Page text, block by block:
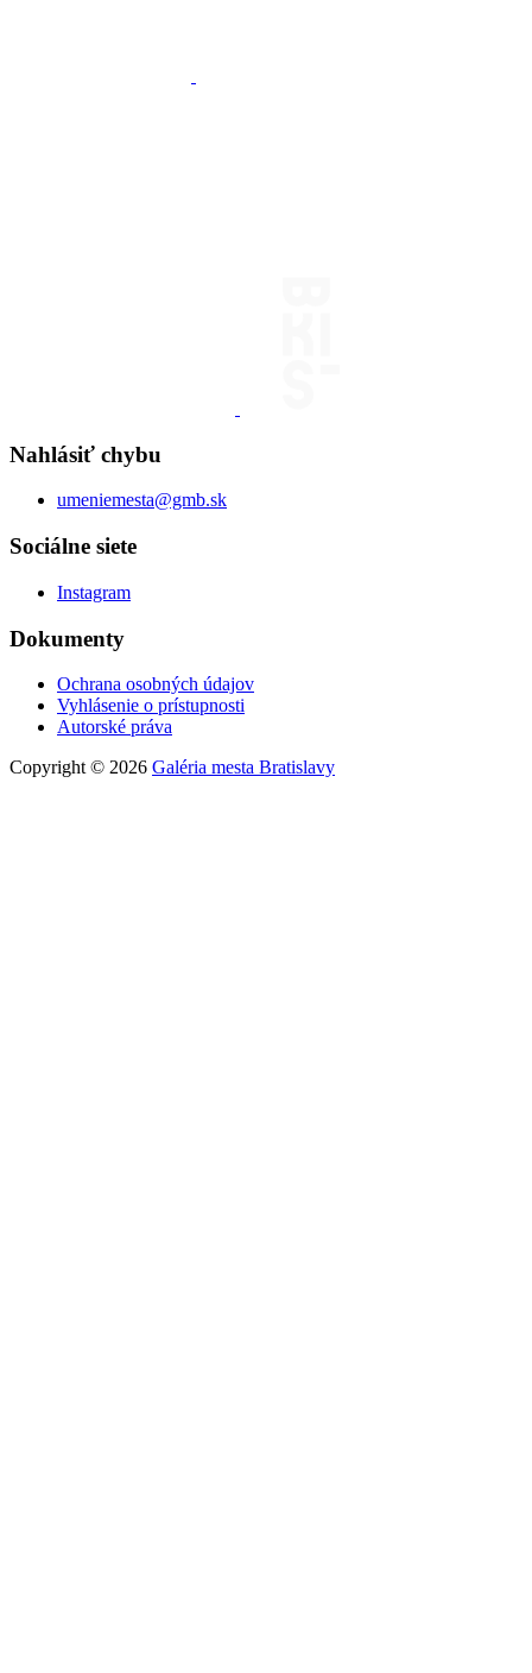
Nahlásiť chybu
umeniemesta@gmb.sk
Sociálne siete
Instagram
Dokumenty
Ochrana osobných údajov
Vyhlásenie o prístupnosti
Autorské práva
Copyright © 2026 Galéria mesta Bratislavy